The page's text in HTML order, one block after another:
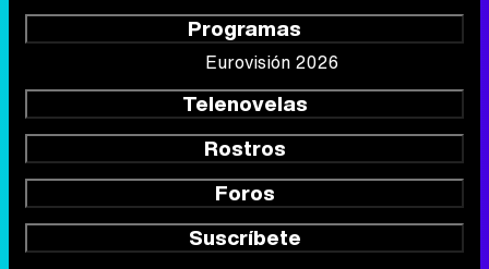
Programas
Eurovisión 2026
Telenovelas
Rostros
Foros
Suscríbete